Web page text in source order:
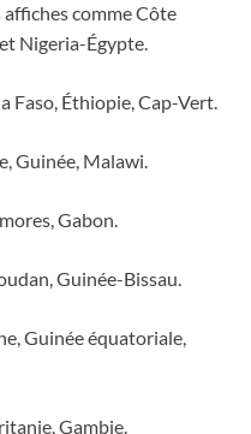
comme Côte
Nigeria-Égypte.
Faso, Éthiopie, Cap-Vert.
Guinée, Malawi.
Gabon.
Guinée-Bissau.
Guinée équatoriale,
Gambie.